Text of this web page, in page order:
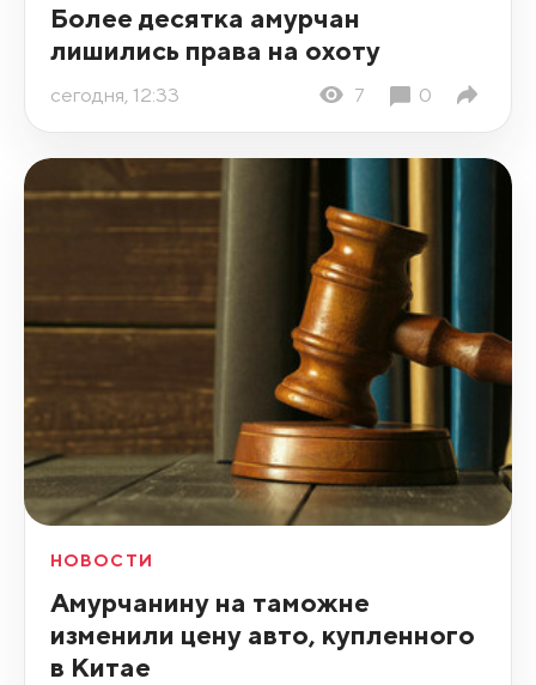
Более десятка амурчан
лишились права на охоту
сегодня, 12:33 7 0
НОВОСТИ
Амурчанину на таможне
изменили цену авто, купленного
в Китае